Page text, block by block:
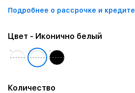
Подробнее о рассрочке и кредите
Цвет - Иконично белый
Количество